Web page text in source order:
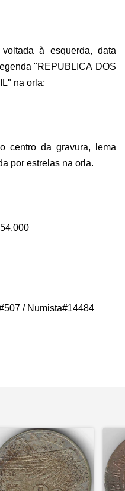
à esquerda, data
"REPUBLICA DOS
na orla;
centro da gravura, lema
por estrelas na orla.
/ Numista#14484